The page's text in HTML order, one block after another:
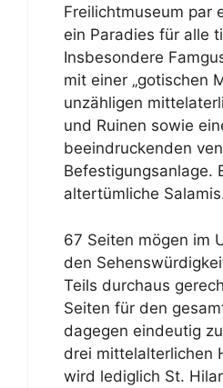
Freilichtmuseum par
ein Paradies für alle
Insbesondere
mit einer „gotischen
unzähligen
und Ruinen sowie
beeindruckenden
Befestigungsanlage.
altertümliche
67 Seiten mögen im
den
Teils durchaus
Seiten für den
dagegen eindeutig
drei mittelalterlichen
wird lediglich St.